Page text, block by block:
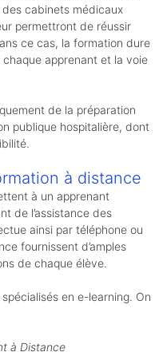
cabinets médicaux
permettront de réussir
ce cas, la formation dure
apprenant et la voie
de la préparation
publique hospitalière, dont
à distance
à un apprenant
de l’assistance des
ainsi par téléphone ou
fournissent d’amples
de chaque élève.
en e-learning. On
à Distance